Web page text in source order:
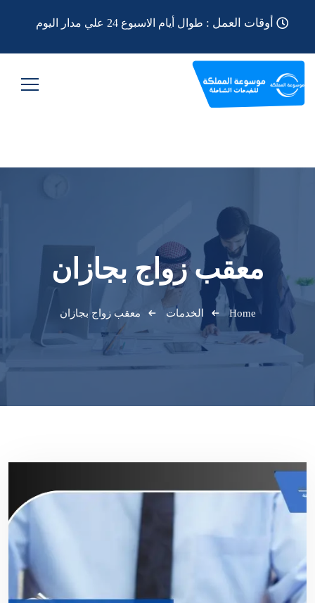
أوقات العمل : طوال أيام الاسبوع 24 علي مدار اليوم
معقب زواج بجازان
Home الخدمات معقب زواج بجازان